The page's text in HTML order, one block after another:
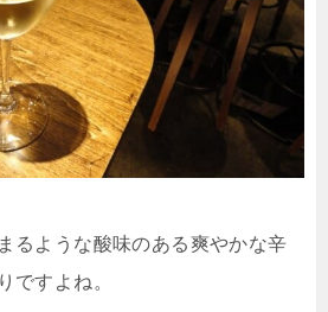
るような酸味のある爽やかな辛
ですよね。